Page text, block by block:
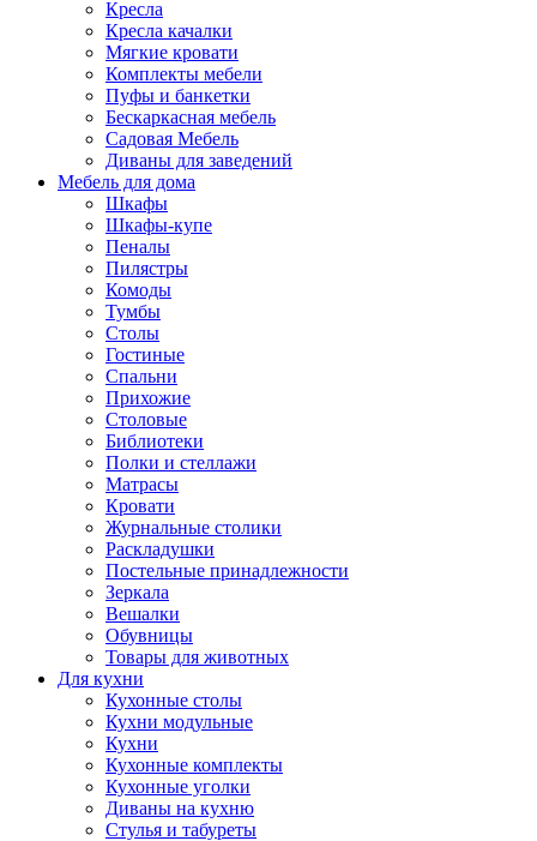
Кресла
Кресла качалки
Мягкие кровати
Комплекты мебели
Пуфы и банкетки
Бескаркасная мебель
Садовая Мебель
Диваны для заведений
Мебель для дома
Шкафы
Шкафы-купе
Пеналы
Пилястры
Комоды
Тумбы
Столы
Гостиные
Спальни
Прихожие
Столовые
Библиотеки
Полки и стеллажи
Матрасы
Кровати
Журнальные столики
Раскладушки
Постельные принадлежности
Зеркала
Вешалки
Обувницы
Товары для животных
Для кухни
Кухонные столы
Кухни модульные
Кухни
Кухонные комплекты
Кухонные уголки
Диваны на кухню
Стулья и табуреты